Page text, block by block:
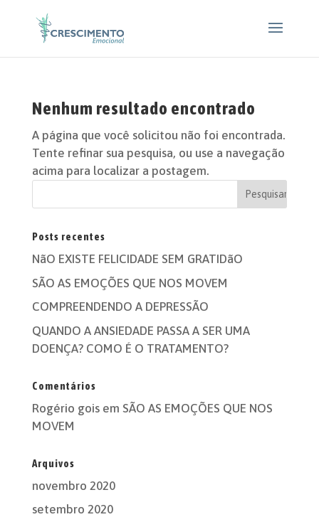
Nenhum resultado encontrado
A página que você solicitou não foi encontrada.
Tente refinar sua pesquisa, ou use a navegação
acima para localizar a postagem.
Posts recentes
NãO EXISTE FELICIDADE SEM GRATIDãO
SÃO AS EMOÇÕES QUE NOS MOVEM
COMPREENDENDO A DEPRESSÃO
QUANDO A ANSIEDADE PASSA A SER UMA
DOENÇA? COMO É O TRATAMENTO?
Comentários
Rogério goisem SÃO AS EMOÇÕES QUE NOS
MOVEM
Arquivos
novembro 2020
setembro 2020